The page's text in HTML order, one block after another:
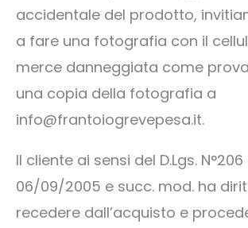
accidentale del prodotto,
a fare una fotografia con il
merce danneggiata come
una copia della fotografia a
info@frantoiogrevepesa.it.
Il cliente ai sensi del D.Lgs. N°206
06/09/2005 e succ. mod. ha
recedere dall’acquisto e